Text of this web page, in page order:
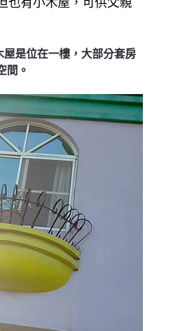
也有小木屋，可供父親
是位在一樓，大部分套房
間。